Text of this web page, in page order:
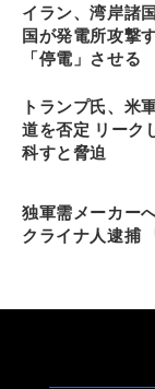
イラン、湾岸諸
国が発電所攻撃
「停電」させる
トランプ氏、米
道を否定 リーク
科すと脅迫
独軍需メーカー
クライナ人逮捕